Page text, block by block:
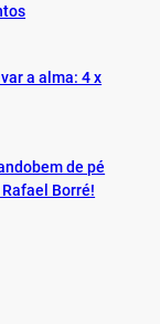
a alma: 4 x
de pé
Borré!